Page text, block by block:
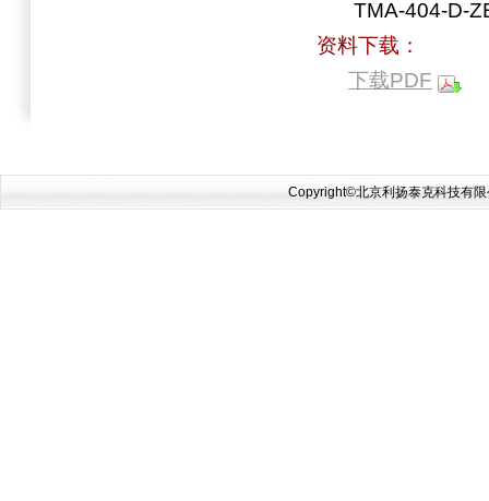
TMA-404-D-
资料下载：
下载PDF
Copyright©北京利扬泰克科技有